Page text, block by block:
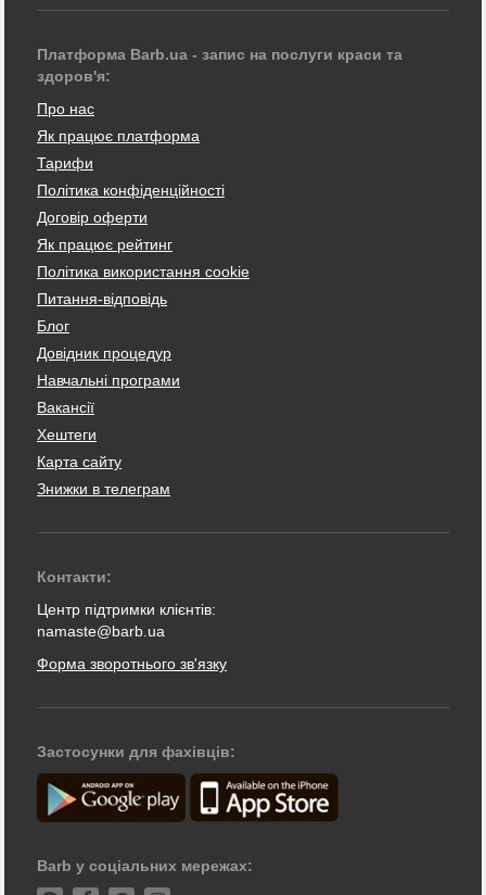
Платформа Barb.ua - запис на послуги краси та
здоров'я:
Про нас
Як працює платформа
Тарифи
Політика конфіденційності
Договір оферти
Як працює рейтинг
Політика використання cookie
Питання-відповідь
Блог
Довідник процедур
Навчальні програми
Вакансії
Хештеги
Карта сайту
Знижки в телеграм
Контакти:
Центр підтримки клієнтів:
namaste@barb.ua
Форма зворотнього зв'язку
Застосунки для фахівців:
Barb у соціальних мережах: